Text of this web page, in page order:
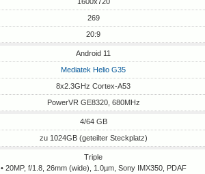
269
20:9
Android 11
Mediatek Helio G35
8x2.3GHz Cortex-A53
PowerVR GE8320, 680MHz
4/64 GB
zu 1024GB (geteilter Steckplatz)
Triple
• 20MP, f/1.8, 26mm (wide), 1.0µm, Sony IMX350, PDAF